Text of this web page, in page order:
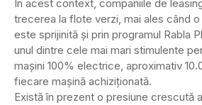
În acest context, companiile de
trecerea la flote verzi, mai ales când
este sprijinită și prin programul Rabla
unul dintre cele mai mari stimulente
mașini 100% electrice, aproximativ
fiecare mașină achiziționată.
Există în prezent o presiune crescută